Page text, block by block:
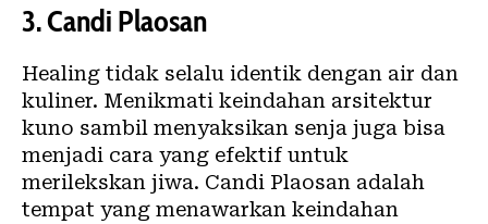
3. Candi Plaosan
Healing tidak selalu identik dengan air dan
kuliner. Menikmati keindahan arsitektur
kuno sambil menyaksikan senja juga bisa
menjadi cara yang efektif untuk
merilekskan jiwa. Candi Plaosan adalah
tempat yang menawarkan keindahan